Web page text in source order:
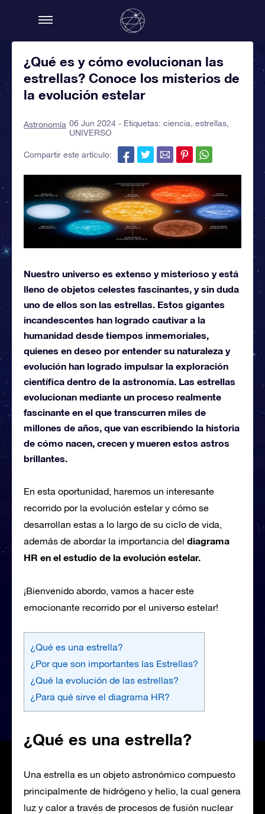
¿Qué es y cómo evolucionan las
estrellas? Conoce los misterios de
la evolución estelar
Astronomía 06 Jun 2024 - Etiquetas: ciencia estrellas
UNIVERSO
Compartir este artículo:
Nuestro universo es extenso y misterioso y está
lleno de objetos celestes fascinantes, y sin duda
uno de ellos son las estrellas. Estos gigantes
incandescentes han logrado cautivar a la
humanidad desde tiempos inmemoriales,
quienes en deseo por entender su naturaleza y
evolución han logrado impulsar la exploración
científica dentro de la astronomía. Las estrellas
evolucionan mediante un proceso realmente
fascinante en el que transcurren miles de
millones de años, que van escribiendo la historia
de cómo nacen, crecen y mueren estos astros
brillantes.
En esta oportunidad, haremos un interesante
recorrido por la evolución estelar y cómo se
desarrollan estas a lo largo de su ciclo de vida,
además de abordar la importancia del diagrama
HR en el estudio de la evolución estelar.
¡Bienvenido abordo, vamos a hacer este
emocionante recorrido por el universo estelar!
¿Qué es una estrella?
¿Por que son importantes las Estrellas?
¿Qué la evolución de las estrellas?
¿Para qué sirve el diagrama HR?
¿Qué es una estrella?
Una estrella es un objeto astronómico compuesto
principalmente de hidrógeno y helio, la cual genera
luz y calor a través de procesos de fusión nuclear